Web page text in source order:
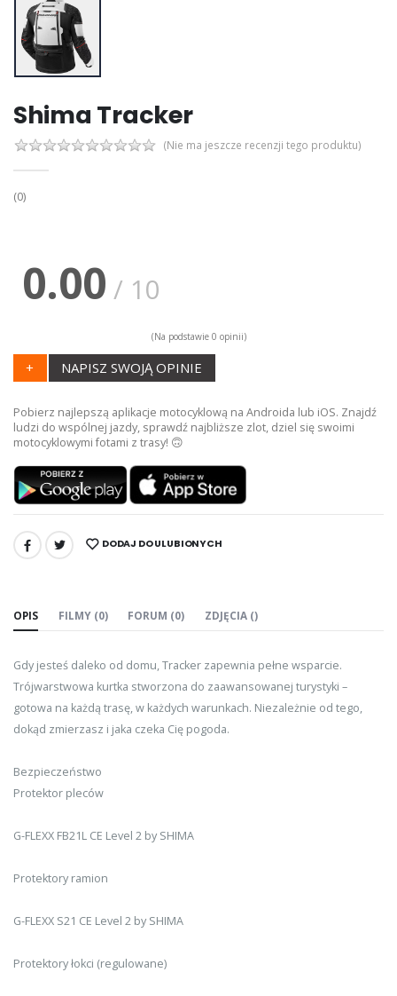
Shima Tracker
(Nie ma jeszcze recenzji tego produktu)
(0)
0.00 / 10
(Na podstawie 0 opinii)
+ NAPISZ SWOJĄ OPINIE
Pobierz najlepszą aplikacje motocyklową na Androida lub iOS. Znajdź
ludzi do wspólnej jazdy, sprawdź najbliższe zlot, dziel się swoimi
motocyklowymi fotami z trasy! 🙃
UDOSTĘPNIJ: DODAJ DO ULUBIONYCH
OPIS FILMY (0) FORUM (0) ZDJĘCIA ()
Gdy jesteś daleko od domu, Tracker zapewnia pełne wsparcie.
Trójwarstwowa kurtka stworzona do zaawansowanej turystyki –
gotowa na każdą trasę, w każdych warunkach. Niezależnie od tego,
dokąd zmierzasz i jaka czeka Cię pogoda.
Bezpieczeństwo
Protektor pleców
G-FLEXX FB21L CE Level 2 by SHIMA
Protektory ramion
G-FLEXX S21 CE Level 2 by SHIMA
Protektory łokci (regulowane)